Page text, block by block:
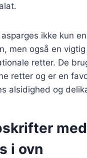
ikke kun
men også en
retter. De
retter og er en
alsidighed og
i ovn